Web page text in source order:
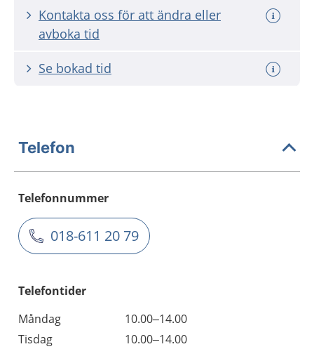
Kontakta oss för att ändra eller
avboka tid
Se bokad tid
Telefon
Telefonnummer
018-611 20 79
Telefontider
Måndag
10.00–14.00
Tisdag
10.00–14.00